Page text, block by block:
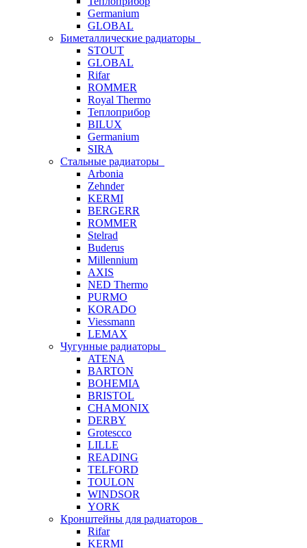
Germanium
GLOBAL
Биметаллические радиаторы
STOUT
GLOBAL
Rifar
ROMMER
Royal Thermo
Теплоприбор
BILUX
Germanium
SIRA
Стальные радиаторы
Arbonia
Zehnder
KERMI
BERGERR
ROMMER
Stelrad
Buderus
Millennium
AXIS
NED Thermo
PURMO
KORADO
Viessmann
LEMAX
Чугунные радиаторы
ATENA
BARTON
BOHEMIA
BRISTOL
CHAMONIX
DERBY
Grotescco
LILLE
READING
TELFORD
TOULON
WINDSOR
YORK
Кронштейны для радиаторов
Rifar
KERMI